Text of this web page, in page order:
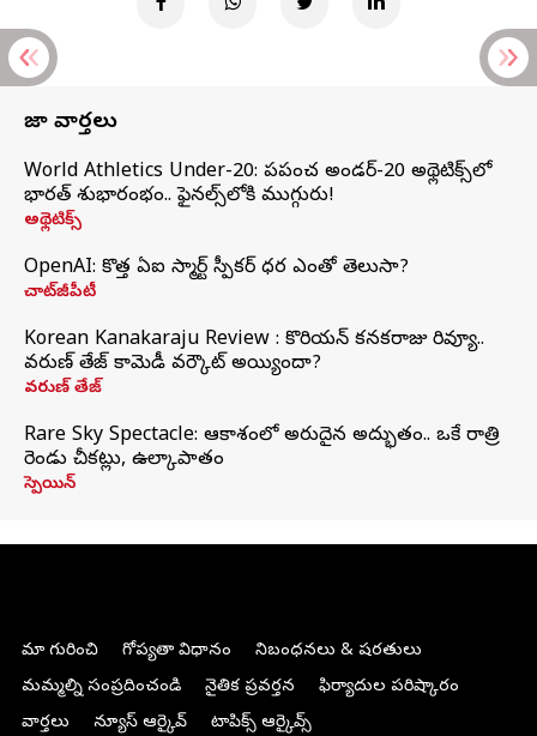
తాజా వార్తలు
World Athletics Under-20: ప్రపంచ అండర్-20 అథ్లెటిక్స్‌లో
భారత్‌ శుభారంభం.. ఫైనల్స్‌లోకి ముగ్గురు!
అథ్లెటిక్స్
OpenAI: కొత్త ఏఐ స్మార్ట్ స్పీకర్ ధర ఎంతో తెలుసా?
చాట్‌జీపీటీ
Korean Kanakaraju Review : కొరియన్ కనకరాజు రివ్యూ..
వరుణ్ తేజ్ కామెడీ వర్కౌట్ అయ్యిందా?
వరుణ్ తేజ్
Rare Sky Spectacle: ఆకాశంలో అరుదైన అద్భుతం.. ఒకే రాత్రి
రెండు చీకట్లు, ఉల్కాపాతం
స్పెయిన్
మా గురించి గోప్యతా విధానం
నిబంధనలు & షరతులు
మమ్మల్ని సంప్రదించండి
నైతిక ప్రవర్తన
ఫిర్యాదుల పరిష్కారం
వార్తలు
న్యూస్ ఆర్కైవ్ టాపిక్స్ ఆర్కైవ్స్